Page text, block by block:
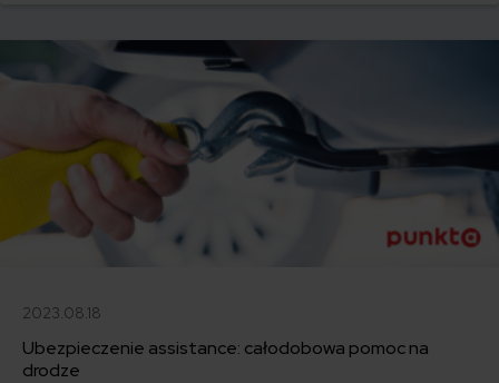
2023.08.18
Ubezpieczenie assistance: całodobowa pomoc na
drodze